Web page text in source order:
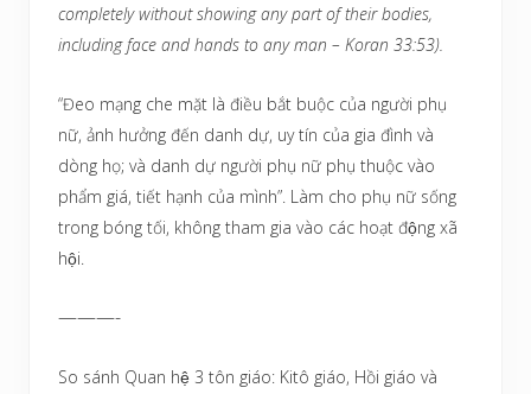
completely without showing any part of their bodies,
including face and hands to any man – Koran 33:53).
“Đeo mạng che mặt là điều bắt buộc của người phụ
nữ, ảnh hưởng đến danh dự, uy tín của gia đình và
dòng họ; và danh dự người phụ nữ phụ thuộc vào
phẩm giá, tiết hạnh của mình”. Làm cho phụ nữ sống
trong bóng tối, không tham gia vào các hoạt động xã
hội.
———-
So sánh Quan hệ 3 tôn giáo: Kitô giáo, Hồi giáo và